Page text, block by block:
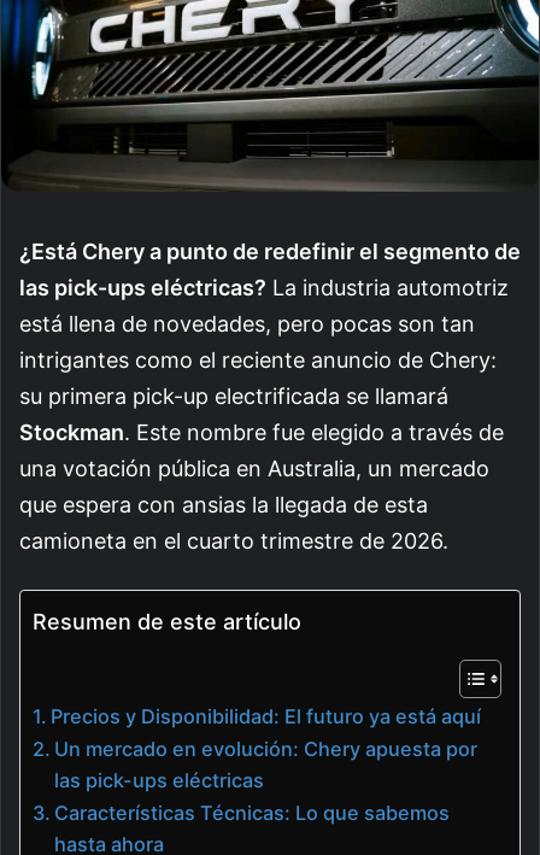
¿Está Chery a punto de redefinir el segmento de
las pick-ups eléctricas? La industria automotriz
está llena de novedades, pero pocas son tan
intrigantes como el reciente anuncio de Chery:
su primera pick-up electrificada se llamará
Stockman. Este nombre fue elegido a través de
una votación pública en Australia, un mercado
que espera con ansias la llegada de esta
camioneta en el cuarto trimestre de 2026.
Resumen de este artículo
Precios y Disponibilidad: El futuro ya está aquí
Un mercado en evolución: Chery apuesta por
las pick-ups eléctricas
Características Técnicas: Lo que sabemos
hasta ahora